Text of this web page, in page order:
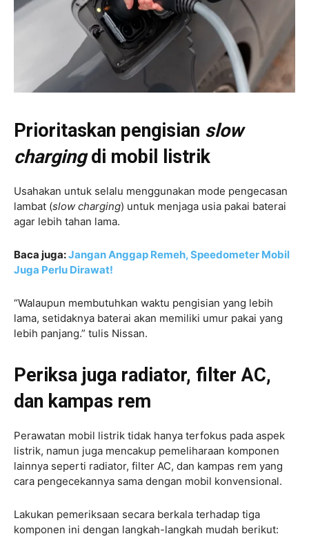
Prioritaskan pengisian slow
chargingdi mobil listrik
Usahakan untuk selalu menggunakan mode pengecasan
lambat (slow charging) untuk menjaga usia pakai baterai
agar lebih tahan lama.
Baca juga:Jangan Anggap Remeh, Speedometer Mobil
Juga Perlu Dirawat!
“Walaupun membutuhkan waktu pengisian yang lebih
lama, setidaknya baterai akan memiliki umur pakai yang
lebih panjang.” tulis Nissan.
Periksa juga radiator, filter AC,
dan kampas rem
Perawatan mobil listrik tidak hanya terfokus pada aspek
listrik, namun juga mencakup pemeliharaan komponen
lainnya seperti radiator, filter AC, dan kampas rem yang
cara pengecekannya sama dengan mobil konvensional.
Lakukan pemeriksaan secara berkala terhadap tiga
komponen ini dengan langkah-langkah mudah berikut: